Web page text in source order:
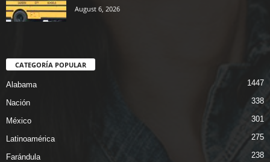
August 6, 2026
CATEGORÍA POPULAR
Alabama 1447
Nación 338
México 301
Latinoamérica 275
Farándula 238